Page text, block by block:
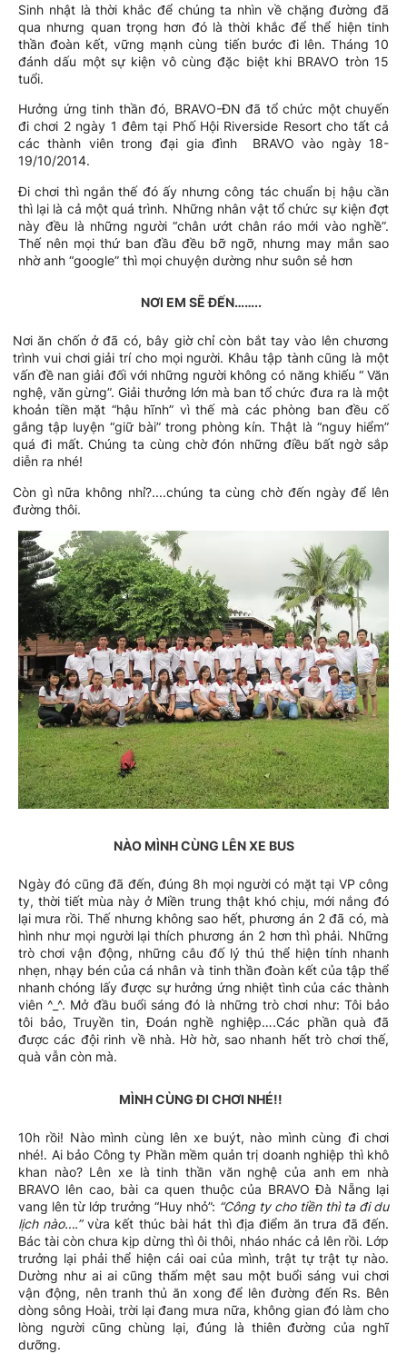
Sinh nhật là thời khắc để chúng ta nhìn về chặng đường đã
qua nhưng quan trọng hơn đó là thời khắc để thể hiện tinh
thần đoàn kết, vững mạnh cùng tiến bước đi lên. Tháng 10
đánh dấu một sự kiện vô cùng đặc biệt khi BRAVO tròn 15
tuổi.
Hưởng ứng tinh thần đó, BRAVO-ĐN đã tổ chức một chuyến
đi chơi 2 ngày 1 đêm tại Phố Hội Riverside Resort cho tất cả
các thành viên trong đại gia đình BRAVO vào ngày 18-
19/10/2014.
Đi chơi thì ngắn thế đó ấy nhưng công tác chuẩn bị hậu cần
thì lại là cả một quá trình. Những nhân vật tổ chức sự kiện đợt
này đều là những người “chân ướt chân ráo mới vào nghề”.
Thế nên mọi thứ ban đầu đều bỡ ngỡ, nhưng may mắn sao
nhờ anh “google” thì mọi chuyện dường như suôn sẻ hơn
NƠI EM SẼ ĐẾN……..
Nơi ăn chốn ở đã có, bây giờ chỉ còn bắt tay vào lên chương
trình vui chơi giải trí cho mọi người. Khâu tập tành cũng là một
vấn đề nan giải đối với những người không có năng khiếu “ Văn
nghệ, văn gừng”. Giải thưởng lớn mà ban tổ chức đưa ra là một
khoản tiền mặt “hậu hĩnh” vì thế mà các phòng ban đều cố
gắng tập luyện “giữ bài” trong phòng kín. Thật là “nguy hiểm”
quá đi mất. Chúng ta cùng chờ đón những điều bất ngờ sắp
diễn ra nhé!
Còn gì nữa không nhỉ?....chúng ta cùng chờ đến ngày để lên
đường thôi.
NÀO MÌNH CÙNG LÊN XE BUS
Ngày đó cũng đã đến, đúng 8h mọi người có mặt tại VP công
ty, thời tiết mùa này ở Miền trung thật khó chịu, mới nắng đó
lại mưa rồi. Thế nhưng không sao hết, phương án 2 đã có, mà
hình như mọi người lại thích phương án 2 hơn thì phải. Những
trò chơi vận động, những câu đố lý thú thể hiện tính nhanh
nhẹn, nhạy bén của cá nhân và tinh thần đoàn kết của tập thể
nhanh chóng lấy được sự hưởng ứng nhiệt tình của các thành
viên ^_^. Mở đầu buổi sáng đó là những trò chơi như: Tôi bảo
tôi bảo, Truyền tin, Đoán nghề nghiệp….Các phần quà đã
được các đội rinh về nhà. Hờ hờ, sao nhanh hết trò chơi thế,
quà vẫn còn mà.
MÌNH CÙNG ĐI CHƠI NHÉ!!
10h rồi! Nào mình cùng lên xe buýt, nào mình cùng đi chơi
nhé!. Ai bảo Công ty Phần mềm quản trị doanh nghiệp thì khô
khan nào? Lên xe là tinh thần văn nghệ của anh em nhà
BRAVO lên cao, bài ca quen thuộc của BRAVO Đà Nẵng lại
vang lên từ lớp trưởng “Huy nhỏ”: “Công ty cho tiền thì ta đi du
lịch nào….”vừa kết thúc bài hát thì địa điểm ăn trưa đã đến.
Bác tài còn chưa kịp dừng thì ôi thôi, nháo nhác cả lên rồi. Lớp
trưởng lại phải thể hiện cái oai của mình, trật tự trật tự nào.
Dường như ai ai cũng thấm mệt sau một buổi sáng vui chơi
vận động, nên tranh thủ ăn xong để lên đường đến Rs. Bên
dòng sông Hoài, trời lại đang mưa nữa, không gian đó làm cho
lòng người cũng chùng lại, đúng là thiên đường của nghĩ
dưỡng.